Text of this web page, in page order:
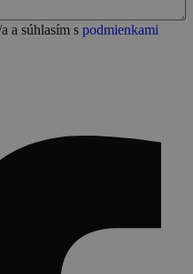
a súhlasím s podmienkami